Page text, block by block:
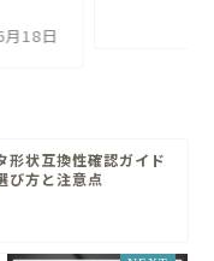
18日
形状互換性確認ガイド
び方と注意点